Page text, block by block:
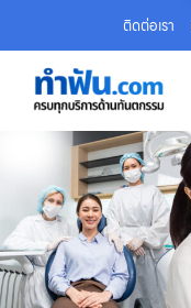
ติดต่อเรา